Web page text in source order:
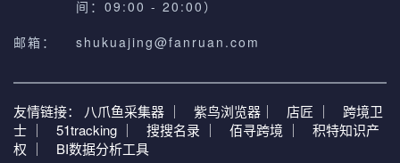
间：09:00 - 20:00）
邮箱：
shukuajing@fanruan.com
友情链接： 八爪鱼采集器 ｜ 紫鸟浏览器｜ 店匠 ｜
跨境卫
士 ｜
51tracking ｜ 搜搜名录 ｜ 佰寻跨境 ｜
积特知识产
权 ｜
BI数据分析工具